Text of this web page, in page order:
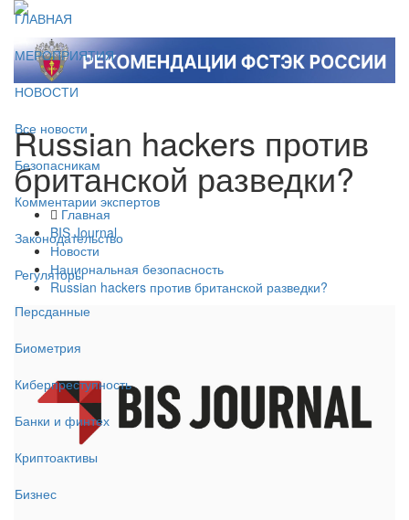
ГЛАВНАЯ
МЕРОПРИЯТИЯ
НОВОСТИ
Все новости
Безопасникам
Комментарии экспертов
Законодательство
Регуляторы
Персданные
Биометрия
Киберпреступность
Банки и финтех
Криптоактивы
Бизнес
Russian hackers против
британской разведки?
Главная
BIS Journal
Новости
Национальная безопасность
Russian hackers против британской разведки?